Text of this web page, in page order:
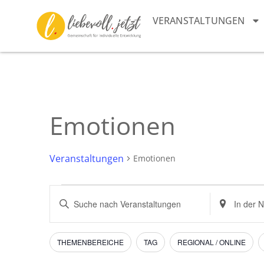
VERANSTALTUNGEN
Emotionen
Veranstaltungen Emotionen
Veranstaltungen
Suche
und
Bitte
Schlüsselwort
Suche
nach
Veranstaltungen
Schlüsselwort.
Standort
eingeben.
Suche
nach
Filter
Das
Ändern
THEMENBEREICHE TAG REGIONAL / ONLINE